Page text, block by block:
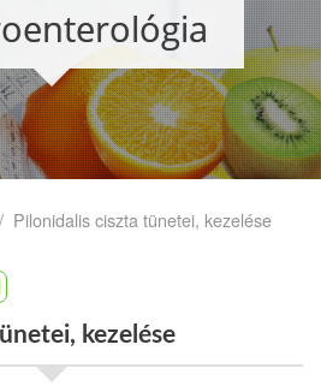
/ Pilonidalis ciszta tünetei, kezelése
kezelése